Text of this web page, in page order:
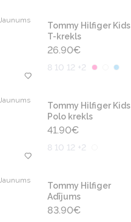
Jaunums
Tommy Hilfiger Kids
T-krekls
26.90€
8 10 12 +2
Jaunums
Tommy Hilfiger Kids
Polo krekls
41.90€
8 10 12 +2
Jaunums
Tommy Hilfiger
Adījums
83.90€